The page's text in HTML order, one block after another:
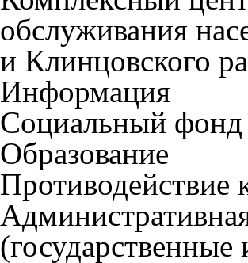
обслуживания
и Клинцовского
Информация
Социальный фонд
Образование
Противодействие
(государственные